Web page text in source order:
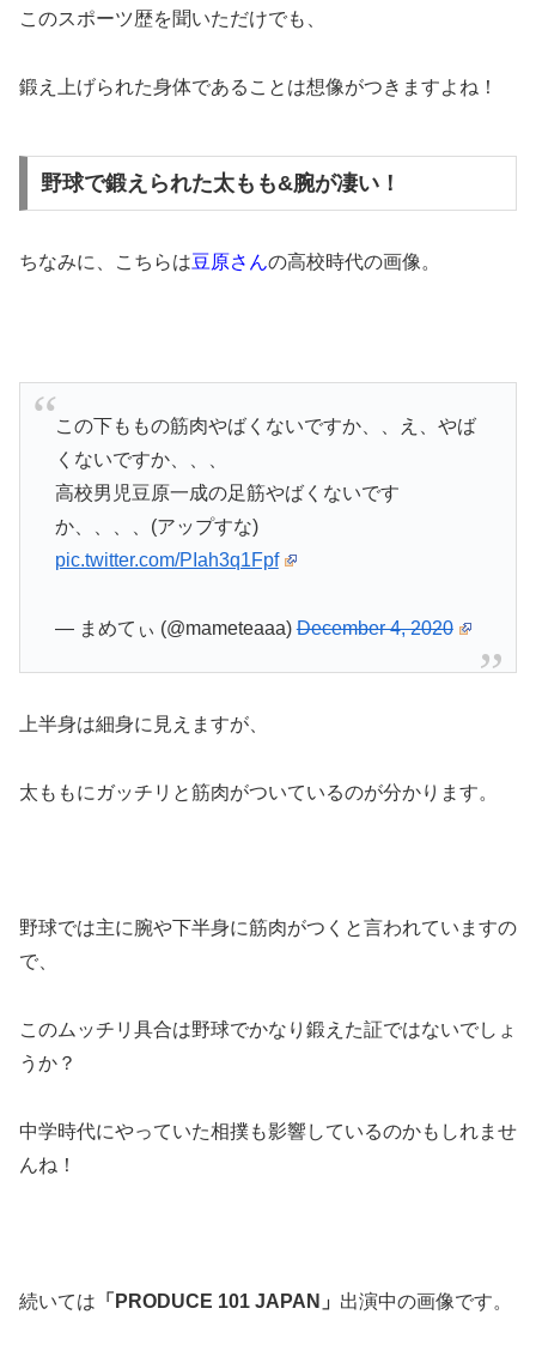
このスポーツ歴を聞いただけでも、
鍛え上げられた身体であることは想像がつきますよね！
野球で鍛えられた太もも&腕が凄い！
ちなみに、こちらは豆原さんの高校時代の画像。
この下ももの筋肉やばくないですか、、え、やば
くないですか、、、
高校男児豆原一成の足筋やばくないです
か、、、、(アップすな)
pic.twitter.com/PIah3q1Fpf
— まめてぃ (@mameteaaa)December 4, 2020
上半身は細身に見えますが、
太ももにガッチリと筋肉がついているのが分かります。
野球では主に腕や下半身に筋肉がつくと言われていますの
で、
このムッチリ具合は野球でかなり鍛えた証ではないでしょ
うか？
中学時代にやっていた相撲も影響しているのかもしれませ
んね！
続いては 「PRODUCE 101 JAPAN」 出演中の画像です。